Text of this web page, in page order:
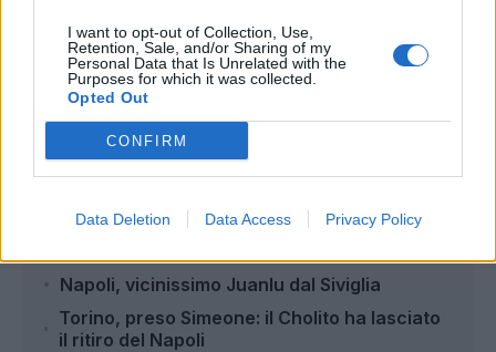
I want to opt-out of Collection, Use,
Retention, Sale, and/or Sharing of my
Personal Data that Is Unrelated with the
Purposes for which it was collected.
Opted Out
CONFIRM
Data Deletion Data Access Privacy Policy
Autore
Redazione Fantacalcio.it
De Bruyne: "Ecco perchè ho scelto il Napoli.
Napoli, vicinissimo Juanlu dal Siviglia
Torino, preso Simeone: il Cholito ha lasciato
il ritiro del Napoli